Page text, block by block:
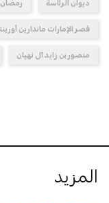
ديوان الرئاسة
قصر الإمارات ماندارين
منصور بن زايد آل نهيان
المزيد